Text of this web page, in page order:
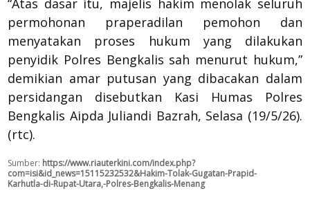
“Atas dasar itu, majelis hakim menolak seluruh
permohonan praperadilan pemohon dan
menyatakan proses hukum yang dilakukan
penyidik Polres Bengkalis sah menurut hukum,”
demikian amar putusan yang dibacakan dalam
persidangan disebutkan Kasi Humas Polres
Bengkalis Aipda Juliandi Bazrah, Selasa (19/5/26).
(rtc).
Sumber: https://www.riauterkini.com/index.php?
com=isi&id_news=15115232532&Hakim-Tolak-Gugatan-Prapid-
Karhutla-di-Rupat-Utara,-Polres-Bengkalis-Menang